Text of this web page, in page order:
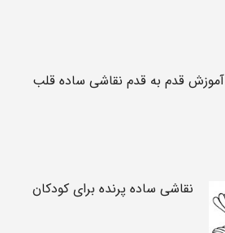
آموزش قدم به قدم نقاشی ساده قلب
نقاشی ساده پرنده برای کودکان